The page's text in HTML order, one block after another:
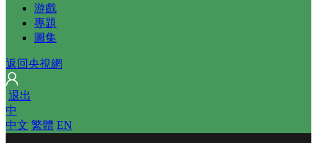
游戲
專題
圖集
返回央視網
退出
中
中文 繁體 EN